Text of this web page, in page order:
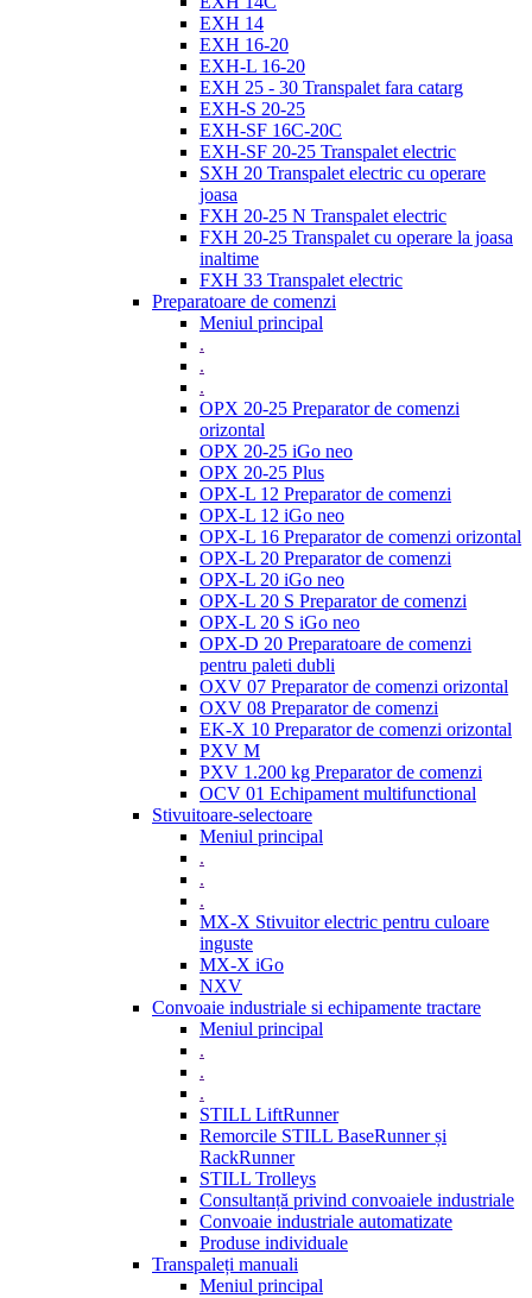
EXH 14
EXH 16-20
EXH-L 16-20
EXH 25 - 30 Transpalet fara catarg
EXH-S 20-25
EXH-SF 16C-20C
EXH-SF 20-25 Transpalet electric
SXH 20 Transpalet electric cu operare
joasa
FXH 20-25 N Transpalet electric
FXH 20-25 Transpalet cu operare la joasa
inaltime
FXH 33 Transpalet electric
Preparatoare de comenzi
Meniul principal
.
.
.
OPX 20-25 Preparator de comenzi
orizontal
OPX 20-25 iGo neo
OPX 20-25 Plus
OPX-L 12 Preparator de comenzi
OPX-L 12 iGo neo
OPX-L 16 Preparator de comenzi orizontal
OPX-L 20 Preparator de comenzi
OPX-L 20 iGo neo
OPX-L 20 S Preparator de comenzi
OPX-L 20 S iGo neo
OPX-D 20 Preparatoare de comenzi
pentru paleti dubli
OXV 07 Preparator de comenzi orizontal
OXV 08 Preparator de comenzi
EK-X 10 Preparator de comenzi orizontal
PXV M
PXV 1.200 kg Preparator de comenzi
OCV 01 Echipament multifunctional
Stivuitoare-selectoare
Meniul principal
.
.
.
MX-X Stivuitor electric pentru culoare
inguste
MX-X iGo
NXV
Convoaie industriale si echipamente tractare
Meniul principal
.
.
.
STILL LiftRunner
Remorcile STILL BaseRunner și
RackRunner
STILL Trolleys
Consultanță privind convoaiele industriale
Convoaie industriale automatizate
Produse individuale
Transpaleți manuali
Meniul principal